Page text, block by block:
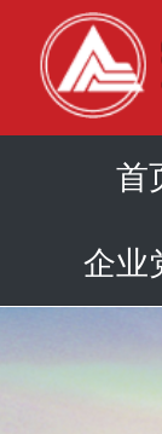
首
企业